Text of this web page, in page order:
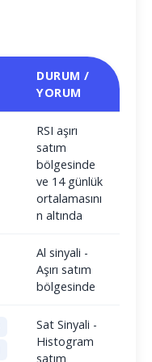
DURUM /
YORUM
RSI aşırı
satım
bölgesinde
ve 14 günlük
ortalamasını
n altında
Al sinyali -
Aşırı satım
bölgesinde
Sat Sinyali -
Histogram
satım